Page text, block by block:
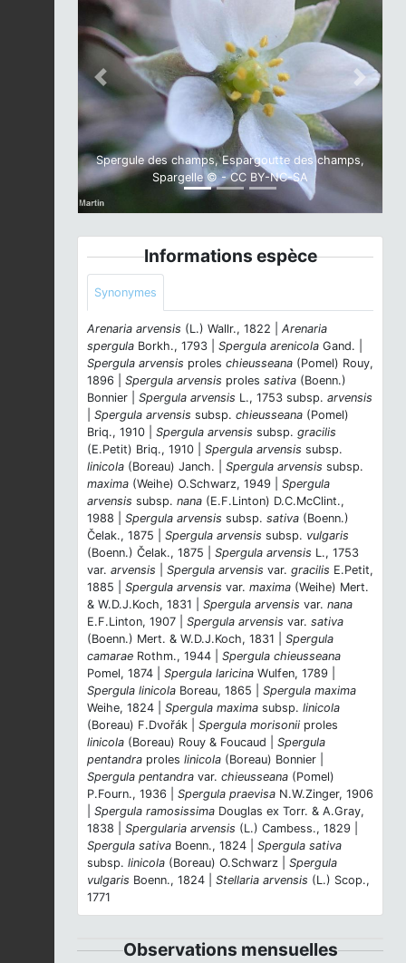
Spergule des champs, Espargoutte des champs,
Spargelle © - CC BY-NC-SA
Previous Next
Informations espèce
Synonymes
Arenaria arvensis (L.) Wallr., 1822 | Arenaria
spergula Borkh., 1793 | Spergula arenicola Gand. |
Spergula arvensis proles chieusseana (Pomel) Rouy,
1896 | Spergula arvensis proles sativa (Boenn.)
Bonnier | Spergula arvensis L., 1753 subsp. arvensis
Spergula arvensis subsp. chieusseana (Pomel)
Briq., 1910 | Spergula arvensis subsp. gracilis
(E.Petit) Briq., 1910 | Spergula arvensis subsp.
linicola (Boreau) Janch. | Spergula arvensis subsp.
maxima (Weihe) O.Schwarz, 1949 | Spergula
arvensis subsp. nana (E.F.Linton) D.C.McClint.,
1988 | Spergula arvensis subsp. sativa (Boenn.)
Čelak., 1875 | Spergula arvensis subsp. vulgaris
(Boenn.) Čelak., 1875 | Spergula arvensis L., 1753
var. arvensis Spergula arvensis var. gracilis E.Petit,
1885 | Spergula arvensis var. maxima (Weihe) Mert.
& W.D.J.Koch, 1831 | Spergula arvensis var. nana
E.F.Linton, 1907 | Spergula arvensis var. sativa
(Boenn.) Mert. & W.D.J.Koch, 1831 | Spergula
camarae Rothm., 1944 | Spergula chieusseana
Pomel, 1874 | Spergula laricina Wulfen, 1789 |
Spergula linicola Boreau, 1865 | Spergula maxima
Weihe, 1824 | Spergula maxima subsp. linicola
(Boreau) F.Dvořák | Spergula morisonii proles
linicola (Boreau) Rouy & Foucaud | Spergula
pentandra proles linicola (Boreau) Bonnier |
Spergula pentandra var. chieusseana (Pomel)
P.Fourn., 1936 | Spergula praevisa N.W.Zinger, 1906
Spergula ramosissima Douglas ex Torr. & A.Gray,
1838 | Spergularia arvensis (L.) Cambess., 1829 |
Spergula sativa Boenn., 1824 | Spergula sativa
subsp. linicola (Boreau) O.Schwarz | Spergula
vulgaris Boenn., 1824 | Stellaria arvensis (L.) Scop.,
1771
Observations mensuelles